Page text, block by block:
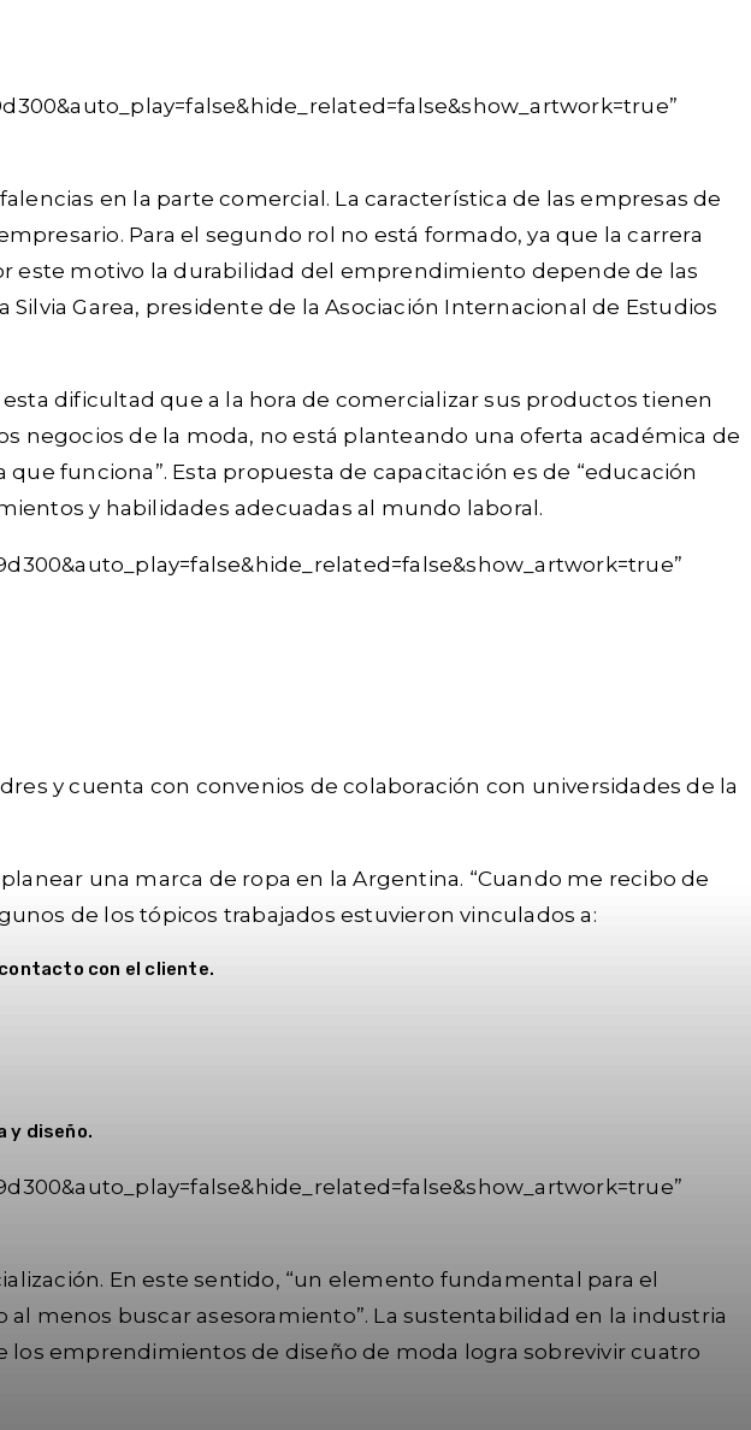
en la parte comercial. La característica de las empresas de
Para el segundo rol no está formado, ya que la carrera
este motivo la durabilidad del emprendimiento depende de las
Garea, presidente de la Asociación Internacional de Estudios
dificultad que a la hora de comercializar sus productos tienen
negocios de la moda, no está planteando una oferta académica de
funciona”. Esta propuesta de capacitación es de “educación
y habilidades adecuadas al mundo laboral.
y cuenta con convenios de colaboración con universidades de la
una marca de ropa en la Argentina. “Cuando me recibo de
de los tópicos trabajados estuvieron vinculados a:
con el cliente.
y diseño.
En este sentido, “un elemento fundamental para el
menos buscar asesoramiento”. La sustentabilidad en la industria
emprendimientos de diseño de moda logra sobrevivir cuatro